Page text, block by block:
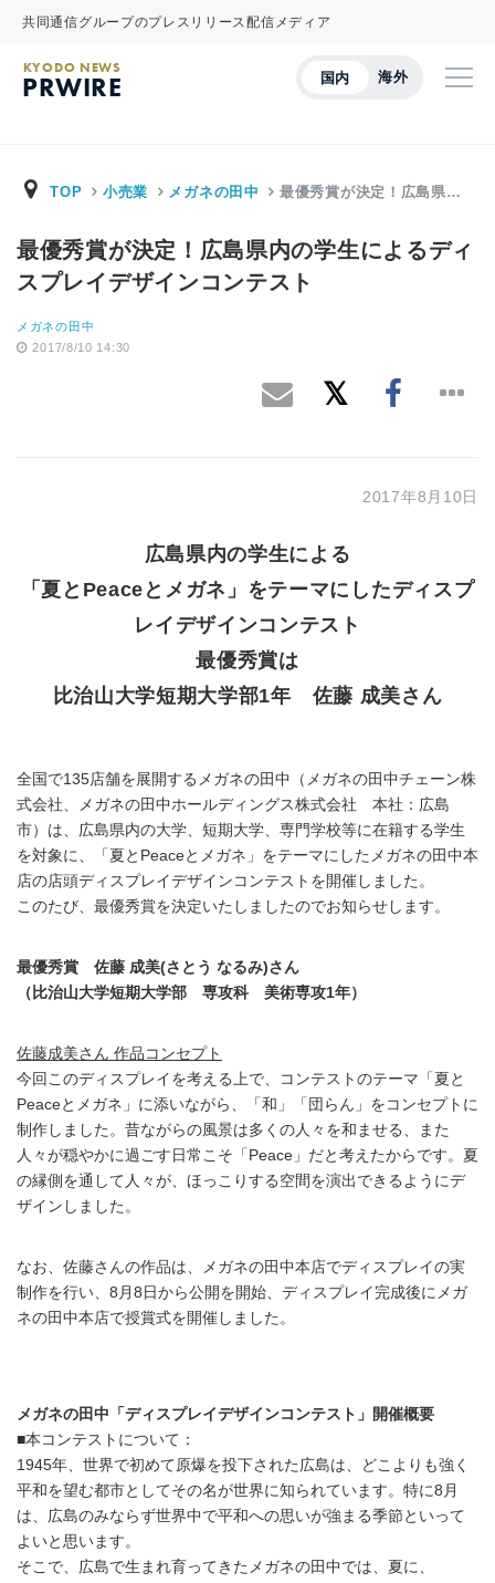
共同通信グループのプレスリリース配信メディア
国内 海外
KYODO NEWS
PRWIRE
TOP 小売業 メガネの田中 最優秀賞が決定！広島県…
最優秀賞が決定！広島県内の学生によるディ
スプレイデザインコンテスト
メガネの田中
2017/8/10 14:30
2017年8月10日
広島県内の学生による
「夏とPeaceとメガネ」をテーマにしたディスプ
レイデザインコンテスト
最優秀賞は
比治山大学短期大学部1年 佐藤 成美さん
全国で135店舗を展開するメガネの田中（メガネの田中チェーン株
式会社、メガネの田中ホールディングス株式会社 本社：広島
市）は、広島県内の大学、短期大学、専門学校等に在籍する学生
を対象に、「夏とPeaceとメガネ」をテーマにしたメガネの田中本
店の店頭ディスプレイデザインコンテストを開催しました。
このたび、最優秀賞を決定いたしましたのでお知らせします。
最優秀賞 佐藤 成美(さとう なるみ)さん
（比治山大学短期大学部 専攻科 美術専攻1年）
佐藤成美さん 作品コンセプト
今回このディスプレイを考える上で、コンテストのテーマ「夏と
Peaceとメガネ」に添いながら、「和」「団らん」をコンセプトに
制作しました。昔ながらの風景は多くの人々を和ませる、また
人々が穏やかに過ごす日常こそ「Peace」だと考えたからです。夏
の縁側を通して人々が、ほっこりする空間を演出できるようにデ
ザインしました。
なお、佐藤さんの作品は、メガネの田中本店でディスプレイの実
制作を行い、8月8日から公開を開始、ディスプレイ完成後にメガ
ネの田中本店で授賞式を開催しました。
メガネの田中「ディスプレイデザインコンテスト」開催概要
■本コンテストについて：
1945年、世界で初めて原爆を投下された広島は、どこよりも強く
平和を望む都市としてその名が世界に知られています。特に8月
は、広島のみならず世界中で平和への思いが強まる季節といって
よいと思います。
そこで、広島で生まれ育ってきたメガネの田中では、夏に、